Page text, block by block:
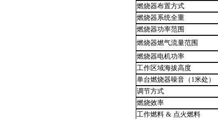
燃烧器布置方式
燃烧器系统全重
燃烧器功率范围
燃烧器燃气流量范围
燃烧器电机功率
工作区域海拔高度
单台燃烧器噪音（ 1米处）
调节方式
燃烧效率
工作燃料& 点火燃料